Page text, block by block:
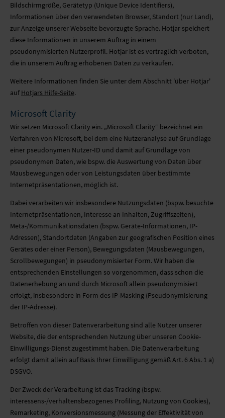
Bildschirmgröße, Gerätetyp (Unique Device Identifiers),
Informationen über den verwendeten Browser, Standort (nur Land),
zur Anzeige unserer Webseite bevorzugte Sprache. Hotjar speichert
diese Informationen in unserem Auftrag in einem
pseudonymisierten Nutzerprofil. Hotjar ist es vertraglich verboten,
die in unserem Auftrag erhobenen Daten zu verkaufen.
Weitere Informationen finden Sie unter dem Abschnitt 'über Hotjar'
auf Hotjars Hilfe-Seite.
Microsoft Clarity
Wir setzen Microsoft Clarity ein. „Microsoft Clarity“ bezeichnet ein
Verfahren von Microsoft, bei dem eine Nutzeranalyse auf Grundlage
einer pseudonymen Nutzer-ID und damit auf Grundlage von
pseudonymen Daten, wie bspw. die Auswertung von Daten über
Mausbewegungen oder von Leistungsdaten über bestimmte
Internetpräsentationen, möglich ist.
Dabei verarbeiten wir insbesondere Nutzungsdaten (bspw. besuchte
Internetpräsentationen, Interesse an Inhalten, Zugriffszeiten),
Meta-/Kommunikationsdaten (bspw. Geräte-Informationen, IP-
Adressen), Standortdaten (Angaben zur geografischen Position eines
Gerätes oder einer Person), Bewegungsdaten (Mausbewegungen,
Scrollbewegungen) in pseudonymisierter Form. Wir haben die
entsprechenden Einstellungen so vorgenommen, dass schon die
Datenerhebung an und durch Microsoft allein pseudonymisiert
erfolgt, insbesondere in Form des IP-Masking (Pseudonymisierung
der IP-Adresse).
Betroffen von dieser Datenverarbeitung sind alle Nutzer unserer
Website, die der entsprechenden Nutzung über unseren Cookie-
Einwilligungs-Dienst zugestimmt haben. Die Datenverarbeitung
erfolgt damit allein auf Basis Ihrer Einwilligung gemäß Art. 6 Abs. 1 a)
DSGVO.
Der Zweck der Verarbeitung ist das Tracking (bspw.
interessens-/verhaltensbezogenes Profiling, Nutzung von Cookies),
Remarketing, Konversionsmessung (Messung der Effektivität von